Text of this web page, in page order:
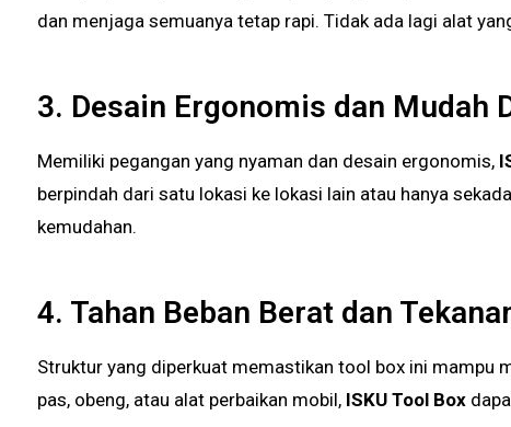
dan menjaga semuanya tetap rapi. Tidak ada lagi alat
3. Desain Ergonomis dan Mudah
Memiliki pegangan yang nyaman dan desain ergonomis,
berpindah dari satu lokasi ke lokasi lain atau hanya
kemudahan.
4. Tahan Beban Berat dan
Struktur yang diperkuat memastikan tool box ini mampu menahan beban berat tanpa rusak. Apakah Anda menyimpan kunci
pas, obeng, atau alat perbaikan mobil, ISKU Tool Box